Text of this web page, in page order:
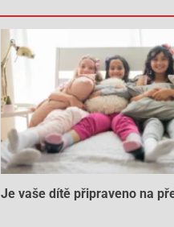
Je vaše dítě připraveno na